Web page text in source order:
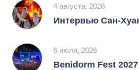
4 августа, 2026
Интервью Сан-
6 июля, 2026
Benidorm Fest 2027